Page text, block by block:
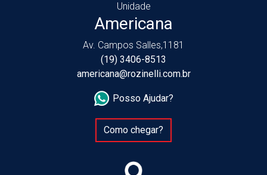
Unidade
Americana
Av. Campos Salles,1181
(19) 3406-8513
americana@rozinelli.com.br
Posso Ajudar?
Como chegar?